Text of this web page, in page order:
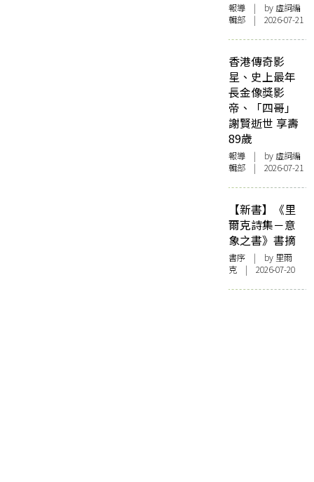
報導 | by 虛詞編
輯部 | 2026-07-21
香港傳奇影
星、史上最年
長金像獎影
帝、「四哥」
謝賢逝世 享壽
89歲
報導 | by 虛詞編
輯部 | 2026-07-21
【新書】《里
爾克詩集－意
象之書》書摘
書序 | by 里爾
克 | 2026-07-20